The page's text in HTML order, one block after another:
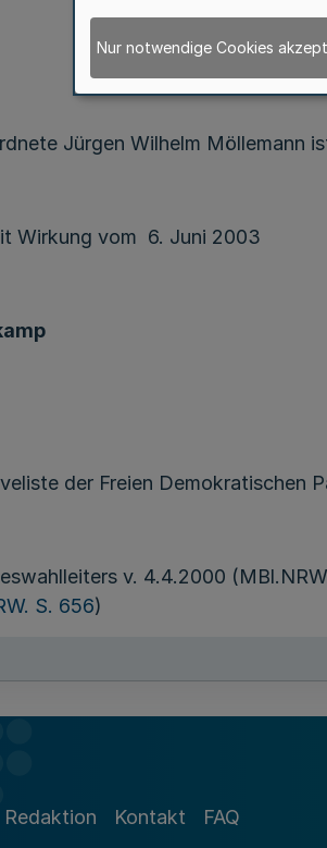
Jürgen Wilhelm Möllemann
Wirkung vom 6. Juni 2003
der Freien Demokratischen
v. 4.4.2000
S. 656)
Redaktion Kontakt FAQ
Nur notwendige Cookies